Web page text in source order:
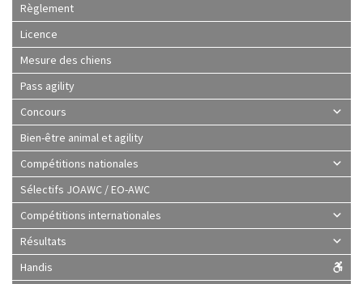
Règlement
Licence
Mesure des chiens
Pass agility
Concours
Bien-être animal et agility
Compétitions nationales
Sélectifs JOAWC / EO-AWC
Compétitions internationales
Résultats
Handis